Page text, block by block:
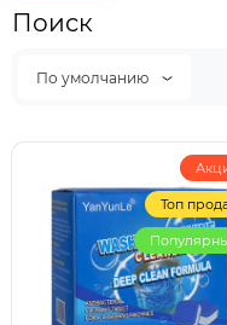
Поиск
По умолчанию
Топ